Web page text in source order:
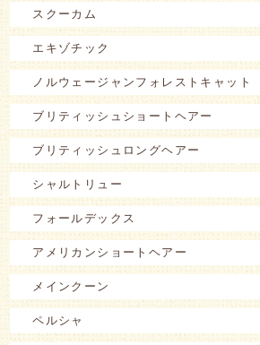
スクーカム
エキゾチック
ノルウェージャンフォレストキャット
ブリティッシュショートヘアー
ブリティッシュロングヘアー
シャルトリュー
フォールデックス
アメリカンショートヘアー
メインクーン
ペルシャ